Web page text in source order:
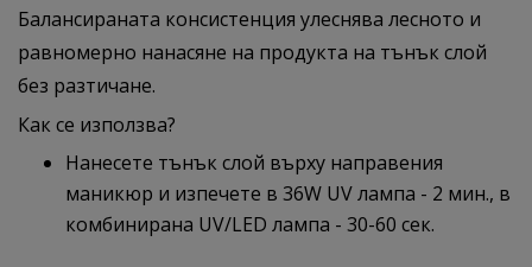
Балансираната консистенция улеснява лесното и
равномерно нанасяне на продукта на тънък слой
без разтичане.
Как се използва?
Нанесете тънък слой върху направения
маникюр и изпечете в 36W UV лампа - 2 мин., в
комбинирана UV/LED лампа - 30-60 сек. ​